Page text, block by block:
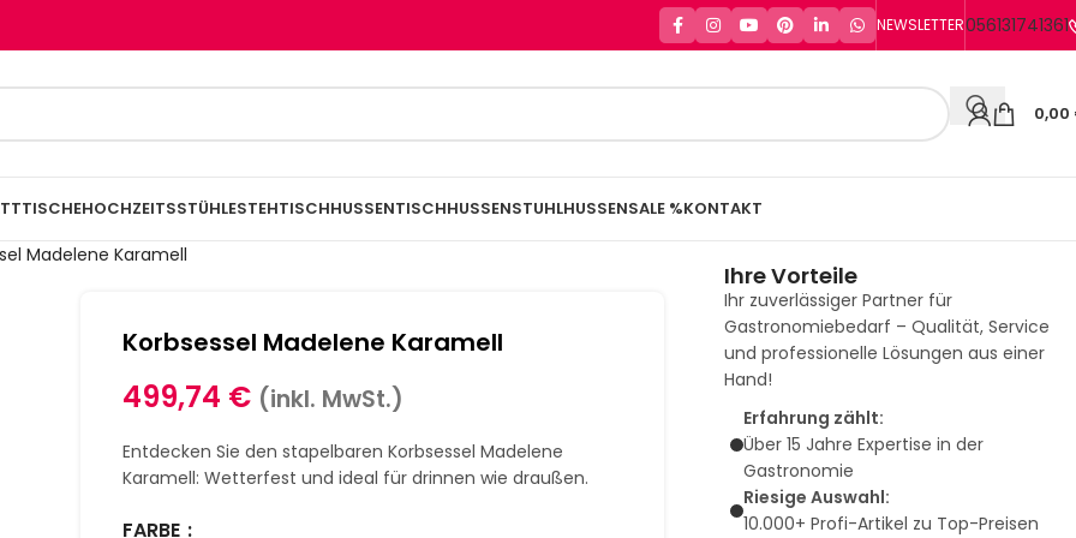
NEWSLETTER056131741361
0,00
HOCHZEITSSTÜHLESTEHTISCHHUSSENTISCHHUSSENSTUHLHUSSENSALE %KONTAKT
Madelene Karamell
Korbsessel Madelene Karamell
499,74 € (inkl. MwSt.)
Entdecken Sie den stapelbaren Korbsessel Madelene
Karamell: Wetterfest und ideal für drinnen wie draußen.
FARBE
Ihre Vorteile
Ihr zuverlässiger Partner für
Gastronomiebedarf – Qualität, Service
und professionelle Lösungen aus einer
Hand!
Erfahrung zählt:
Über 15 Jahre Expertise in der
Gastronomie
Riesige Auswahl:
10.000+ Profi-Artikel zu Top-Preisen